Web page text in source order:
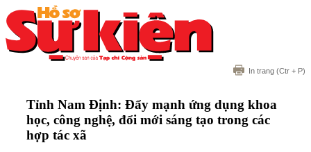
In trang (Ctr + P)
Tỉnh Nam Định: Đẩy mạnh ứng dụng khoa
học, công nghệ, đổi mới sáng tạo trong các
hợp tác xã